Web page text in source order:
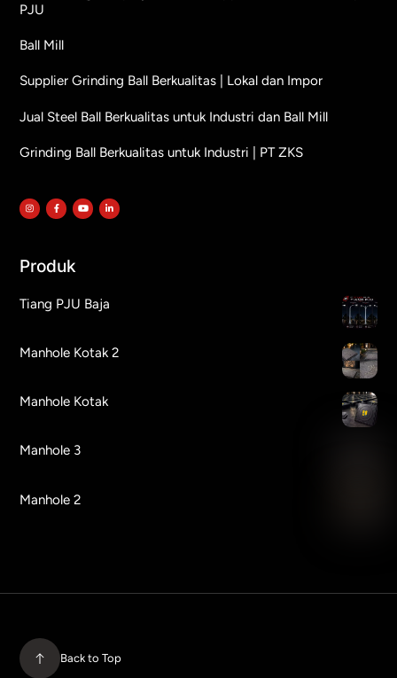
PJU
Ball Mill
Supplier Grinding Ball Berkualitas | Lokal dan Impor
Jual Steel Ball Berkualitas untuk Industri dan Ball Mill
Grinding Ball Berkualitas untuk Industri | PT ZKS
Produk
Tiang PJU Baja
Manhole Kotak 2
Manhole Kotak
Manhole 3
Manhole 2
Back to Top